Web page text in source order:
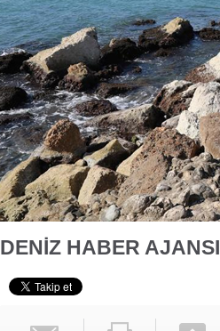
DENİZ HABER AJANSI